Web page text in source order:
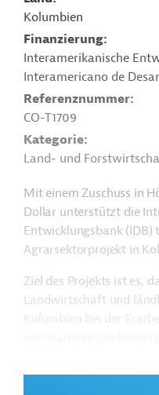
Kolumbien
Finanzierung
Interamerikanische
Interamericano de
Referenznummer
CO-T1709
Kategorie
Land- und
Mit einem Zuschuss in
Dollar unterstützt die
Entwicklungsbank (IDB)
Agrarsektorprojekt in
Ziel des Projekts ist es,
Landwirtschaft und
Kolumbien bei der